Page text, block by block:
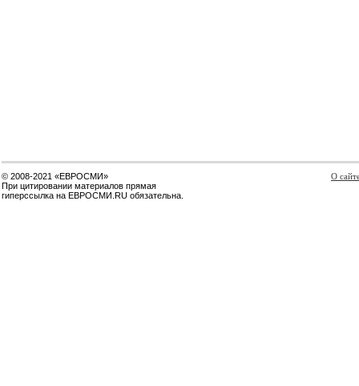
© 2008-2021 «ЕВРОСМИ»
При цитировании материалов прямая
гиперссылка на ЕВРОСМИ.RU обязательна.
О